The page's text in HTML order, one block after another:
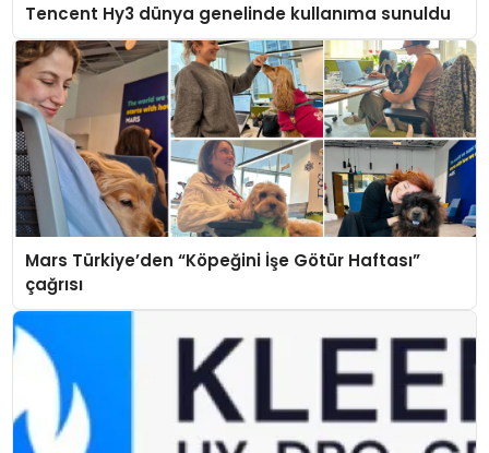
Tencent Hy3 dünya genelinde kullanıma sunuldu
Mars Türkiye’den “Köpeğini İşe Götür Haftası”
çağrısı